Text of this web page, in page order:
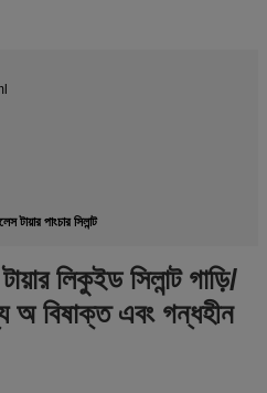
টায়ার পাংচার সিলান্ট
লিকুইড সিলান্ট গাড়ি/
অ বিষাক্ত এবং গন্ধহীন